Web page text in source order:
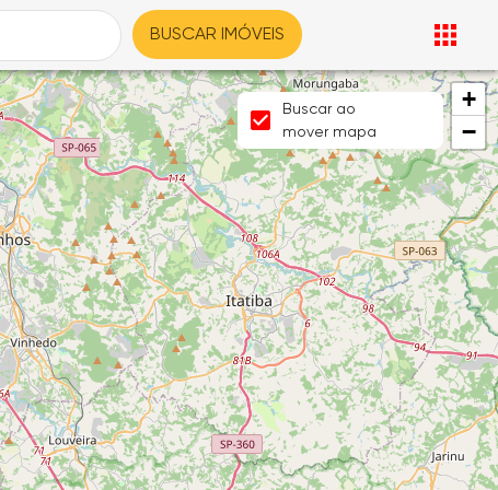
BUSCAR IMÓVEIS
+
−
Buscar ao
mover mapa